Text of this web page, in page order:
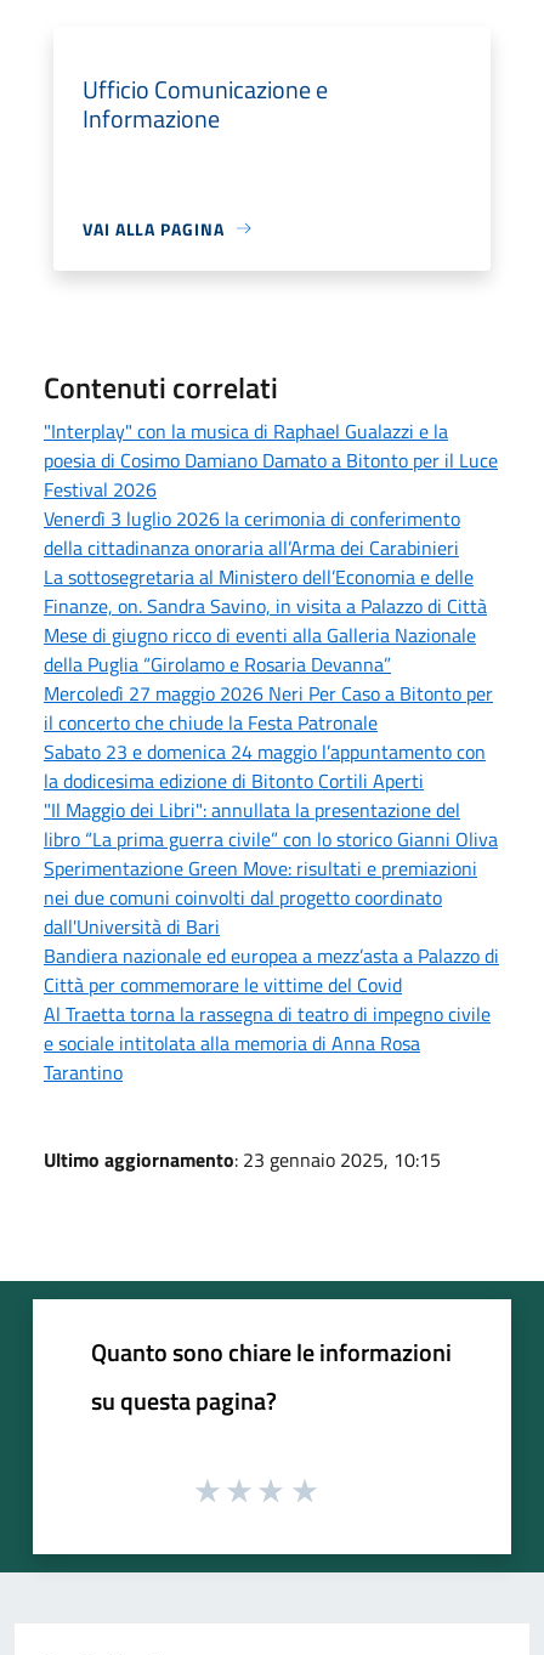
Ufficio Comunicazione e
Informazione
VAI ALLA PAGINA
Contenuti correlati
"Interplay" con la musica di Raphael Gualazzi e la
poesia di Cosimo Damiano Damato a Bitonto per il Luce
Festival 2026
Venerdì 3 luglio 2026 la cerimonia di conferimento
della cittadinanza onoraria all’Arma dei Carabinieri
La sottosegretaria al Ministero dell’Economia e delle
Finanze, on. Sandra Savino, in visita a Palazzo di Città
Mese di giugno ricco di eventi alla Galleria Nazionale
della Puglia “Girolamo e Rosaria Devanna”
Mercoledì 27 maggio 2026 Neri Per Caso a Bitonto per
il concerto che chiude la Festa Patronale
Sabato 23 e domenica 24 maggio l’appuntamento con
la dodicesima edizione di Bitonto Cortili Aperti
"Il Maggio dei Libri": annullata la presentazione del
libro “La prima guerra civile” con lo storico Gianni Oliva
Sperimentazione Green Move: risultati e premiazioni
nei due comuni coinvolti dal progetto coordinato
dall'Università di Bari
Bandiera nazionale ed europea a mezz’asta a Palazzo di
Città per commemorare le vittime del Covid
Al Traetta torna la rassegna di teatro di impegno civile
e sociale intitolata alla memoria di Anna Rosa
Tarantino
Ultimo aggiornamento: 23 gennaio 2025, 10:15
Quanto sono chiare le informazioni
su questa pagina?